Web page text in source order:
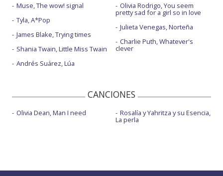
Muse, The wow! signal
Tyla, A*Pop
James Blake, Trying times
Shania Twain, Little Miss Twain
Andrés Suárez, Lúa
Olivia Rodrigo, You seem
pretty sad for a girl so in love
Julieta Venegas, Norteña
Charlie Puth, Whatever's
clever
CANCIONES
Olivia Dean, Man I need Rosalía y Yahritza y su Esencia,
La perla